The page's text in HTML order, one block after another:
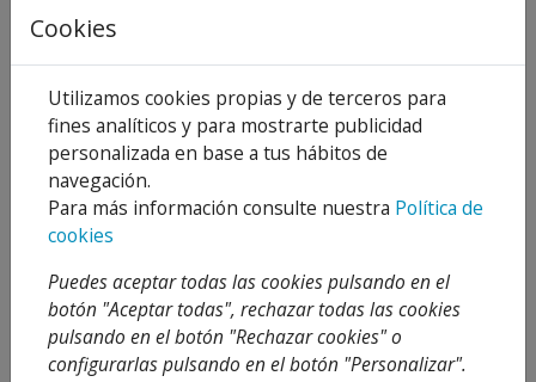
Compartir
Descripción
Detalles
Adjuntos
Opiniones
Cookies
Utilizamos cookies propias y de terceros para
fines analíticos y para mostrarte publicidad
personalizada en base a tus hábitos de
navegación.
Para más información consulte nuestra Política de
cookies
Puedes aceptar todas las cookies pulsando en el
botón "Aceptar todas", rechazar todas las cookies
pulsando en el botón "Rechazar cookies" o
configurarlas pulsando en el botón "Personalizar".